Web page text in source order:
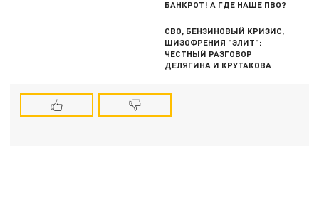
БАНКРОТ! А ГДЕ НАШЕ ПВО?
СВО, БЕНЗИНОВЫЙ КРИЗИС,
ШИЗОФРЕНИЯ "ЭЛИТ":
ЧЕСТНЫЙ РАЗГОВОР
ДЕЛЯГИНА И КРУТАКОВА